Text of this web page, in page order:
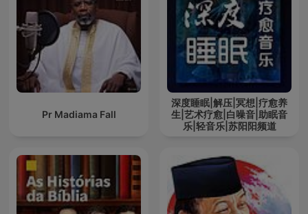
Pr Madiama Fall
深度睡眠|解压|冥想|疗愈养
生|艺术疗愈|白噪音|助眠音
乐|轻音乐|苏阳阳频道